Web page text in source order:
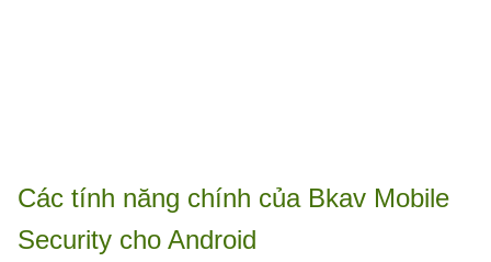
Các tính năng chính của Bkav Mobile
Security cho Android